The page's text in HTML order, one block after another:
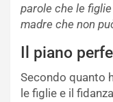
parole che le
madre che non
Il piano
Secondo quanto
le figlie e il